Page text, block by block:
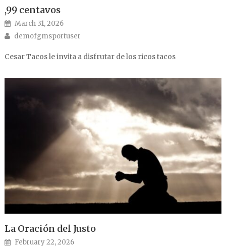
,99 centavos
Posted on
March 31, 2026
Author
demofgmsportuser
Cesar Tacos le invita a disfrutar de los ricos tacos
La Oración del Justo
Posted on
February 22, 2026